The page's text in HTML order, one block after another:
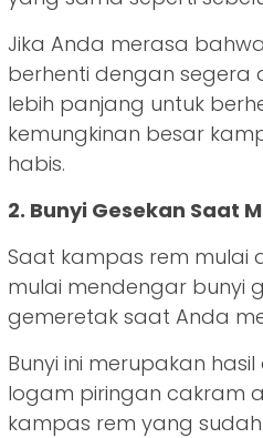
Jika Anda merasa
berhenti dengan segera
lebih panjang untuk
kemungkinan besar
habis.
2. Bunyi Gesekan Saat
Saat kampas rem mulai
mulai mendengar bunyi
gemeretak saat Anda
Bunyi ini merupakan
logam piringan cakram
kampas rem yang sudah